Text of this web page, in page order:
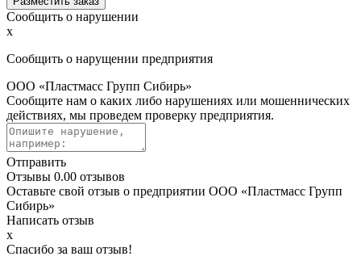
Сообщить о нарушении
x
Сообщить о нарущении предприятия
ООО «Пластмасс Групп Сибирь»
Сообщите нам о каких либо нарушениях или мошеннических
действиях, мы проведем проверку предприятия.
Отправить
Отзывы 0.00 отзывов
Оставьте свой отзыв о предприятии ООО «Пластмасс Групп
Сибирь»
Написать отзыв
x
Спасибо за ваш отзыв!